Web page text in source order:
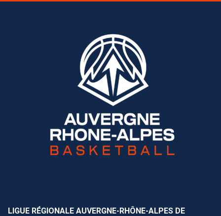
LIGUE RÉGIONALE AUVERGNE-RHÔNE-ALPES DE